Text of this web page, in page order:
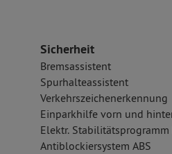
Sicherheit
Bremsassistent
Spurhalteassistent
Verkehrszeichenerkennung
Einparkhilfe vorn und
Elektr. Stabilitätsprogramm
Antiblockiersystem ABS